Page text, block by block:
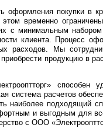
покупки в
временно
с минимальным
клиента. Процесс
расходов. Мы
продукцию в
способен
система расчетов
наиболее
и выгодным для
с ООО